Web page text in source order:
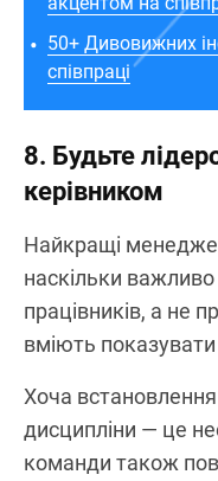
50+ Дивовижних
співпраці
8. Будьте
керівником
Найкращі
наскільки
працівників, а не
вміють
Хоча
дисципліни — це
команди також